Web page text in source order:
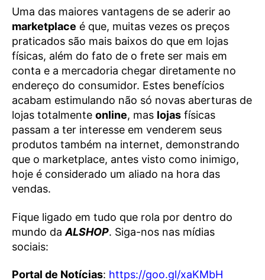
Uma das maiores vantagens de se aderir ao
marketplace é que, muitas vezes os preços
praticados são mais baixos do que em lojas
físicas, além do fato de o frete ser mais em
conta e a mercadoria chegar diretamente no
endereço do consumidor. Estes benefícios
acabam estimulando não só novas aberturas de
lojas totalmente online, mas lojas físicas
passam a ter interesse em venderem seus
produtos também na internet, demonstrando
que o marketplace, antes visto como inimigo,
hoje é considerado um aliado na hora das
vendas.
Fique ligado em tudo que rola por dentro do
mundo da ALSHOP. Siga-nos nas mídias
sociais:
Portal de Notícias: https://goo.gl/xaKMbH